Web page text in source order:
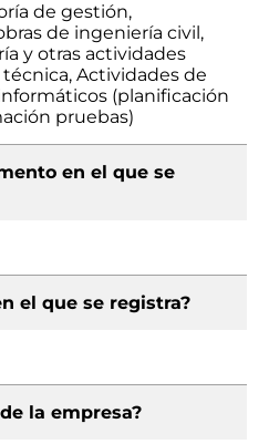
de gestión,
de ingeniería civil,
y otras actividades
Actividades de
(planificación
pruebas)
en el que se
el que se registra?
la empresa?